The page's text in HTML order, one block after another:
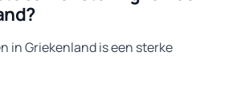
in Griekenland is een sterke